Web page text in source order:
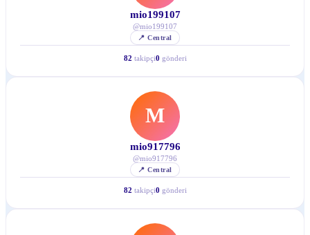
mio199107
@mio199107
📍Central
82 takipçi0 gönderi
M
mio917796
@mio917796
📍Central
82 takipçi0 gönderi